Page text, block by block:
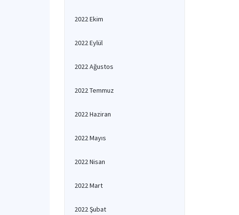
2022 Ekim
2022 Eylül
2022 Ağustos
2022 Temmuz
2022 Haziran
2022 Mayıs
2022 Nisan
2022 Mart
2022 Şubat